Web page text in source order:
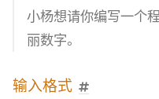
小杨想请你编写一个
丽数字。
输入格式